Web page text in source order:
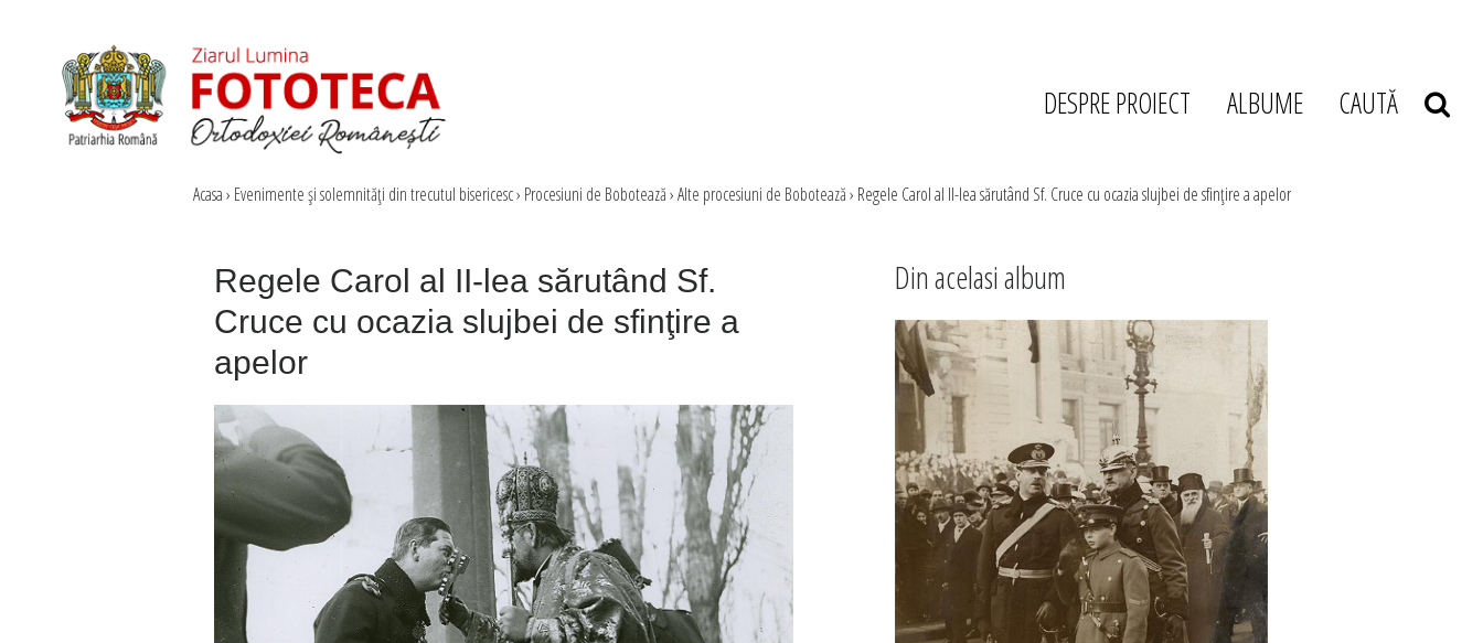
DESPRE PROIECT ALBUME CAUTĂ
Acasa› Evenimente şi solemnităţi din trecutul bisericesc› Procesiuni de Bobotează›Alte procesiuni de Bobotează› Regele Carol al II-lea sărutând Sf. Cruce cu ocazia slujbei de sfinţire a apelor
Regele Carol al II-lea sărutând Sf.
Cruce cu ocazia slujbei de sfinţire a
apelor
Din acelasi album